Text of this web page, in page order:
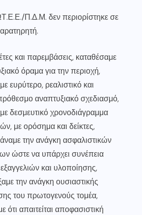
Π.Δ.Μ. δεν περιορίστηκε σε
και παρεμβάσεις, καταθέσαμε
όραμα για την περιοχή,
ευρύτερο, ρεαλιστικό και
αναπτυξιακό σχεδιασμό,
δεσμευτικό χρονοδιάγραμμα
με ορόσημα και δείκτες,
την ανάγκη ασφαλιστικών
ώστε να υπάρχει συνέπεια
και υλοποίησης,
την ανάγκη ουσιαστικής
του πρωτογενούς τομέα,
ότι απαιτείται αποφασιστική